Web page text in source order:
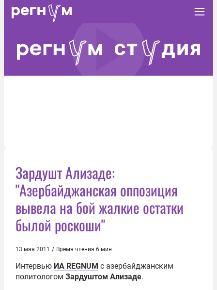
Зардушт Ализаде:
"Азербайджанская оппозиция
вывела на бой жалкие остатки
былой роскоши"
13 мая 2011 / Время чтения 6 мин
Интервью ИА REGNUM с азербайджанским
политологом Зардуштом Ализаде.